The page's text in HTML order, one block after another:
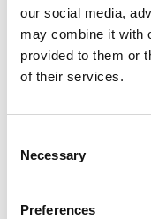
our social media,
may combine it with
provided to them or
of their services.
Selection
Necessary
Preferences6 srpna 2026